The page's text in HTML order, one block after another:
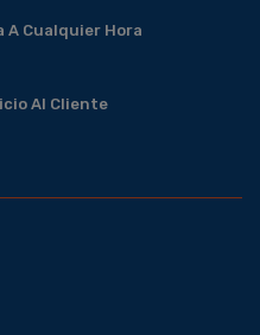
A Cualquier Hora
Al Cliente